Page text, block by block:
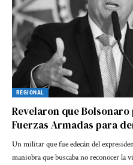
REGIONAL
Revelaron que
Fuerzas Armadas para
Un militar que fue edecán del
maniobra que buscaba no reconocer la